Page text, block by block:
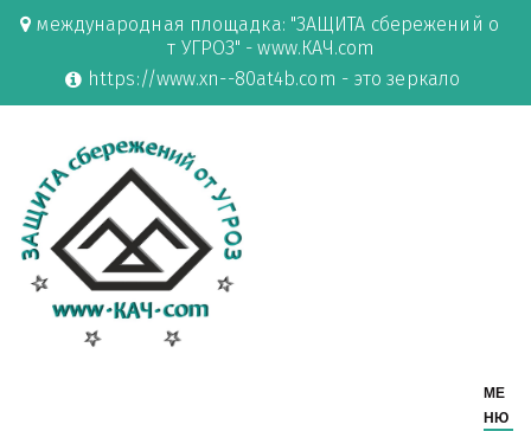
международная площадка: "ЗАЩИТА сбережений о
т УГРОЗ" - www.КАЧ.com
https://www.xn--80at4b.com - это зеркало